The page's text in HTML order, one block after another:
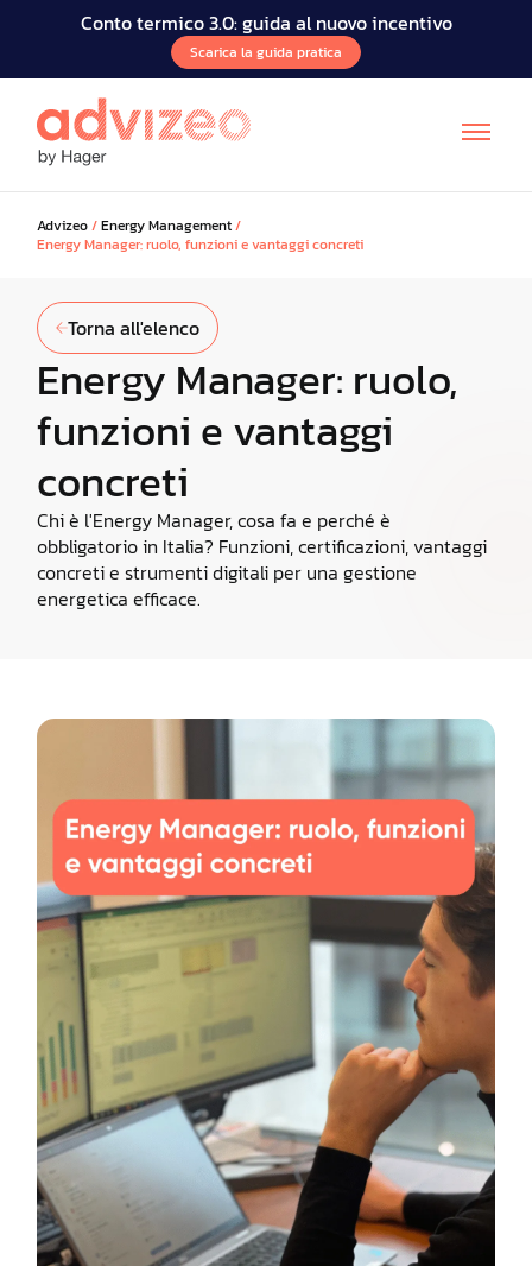
Conto termico 3.0: guida al nuovo incentivo
Scarica la guida pratica
FR EN DE
Advizeo/Energy Management/
Energy Manager: ruolo, funzioni e vantaggi concreti
Torna all'elenco
Energy Manager: ruolo,
funzioni e vantaggi
concreti
Chi è l'Energy Manager, cosa fa e perché è
obbligatorio in Italia? Funzioni, certificazioni, vantaggi
concreti e strumenti digitali per una gestione
energetica efficace.